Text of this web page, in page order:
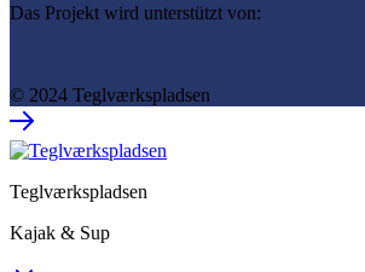
Das Projekt wird unterstützt von:
© 2024 Teglværkspladsen
Teglværkspladsen
Kajak & Sup